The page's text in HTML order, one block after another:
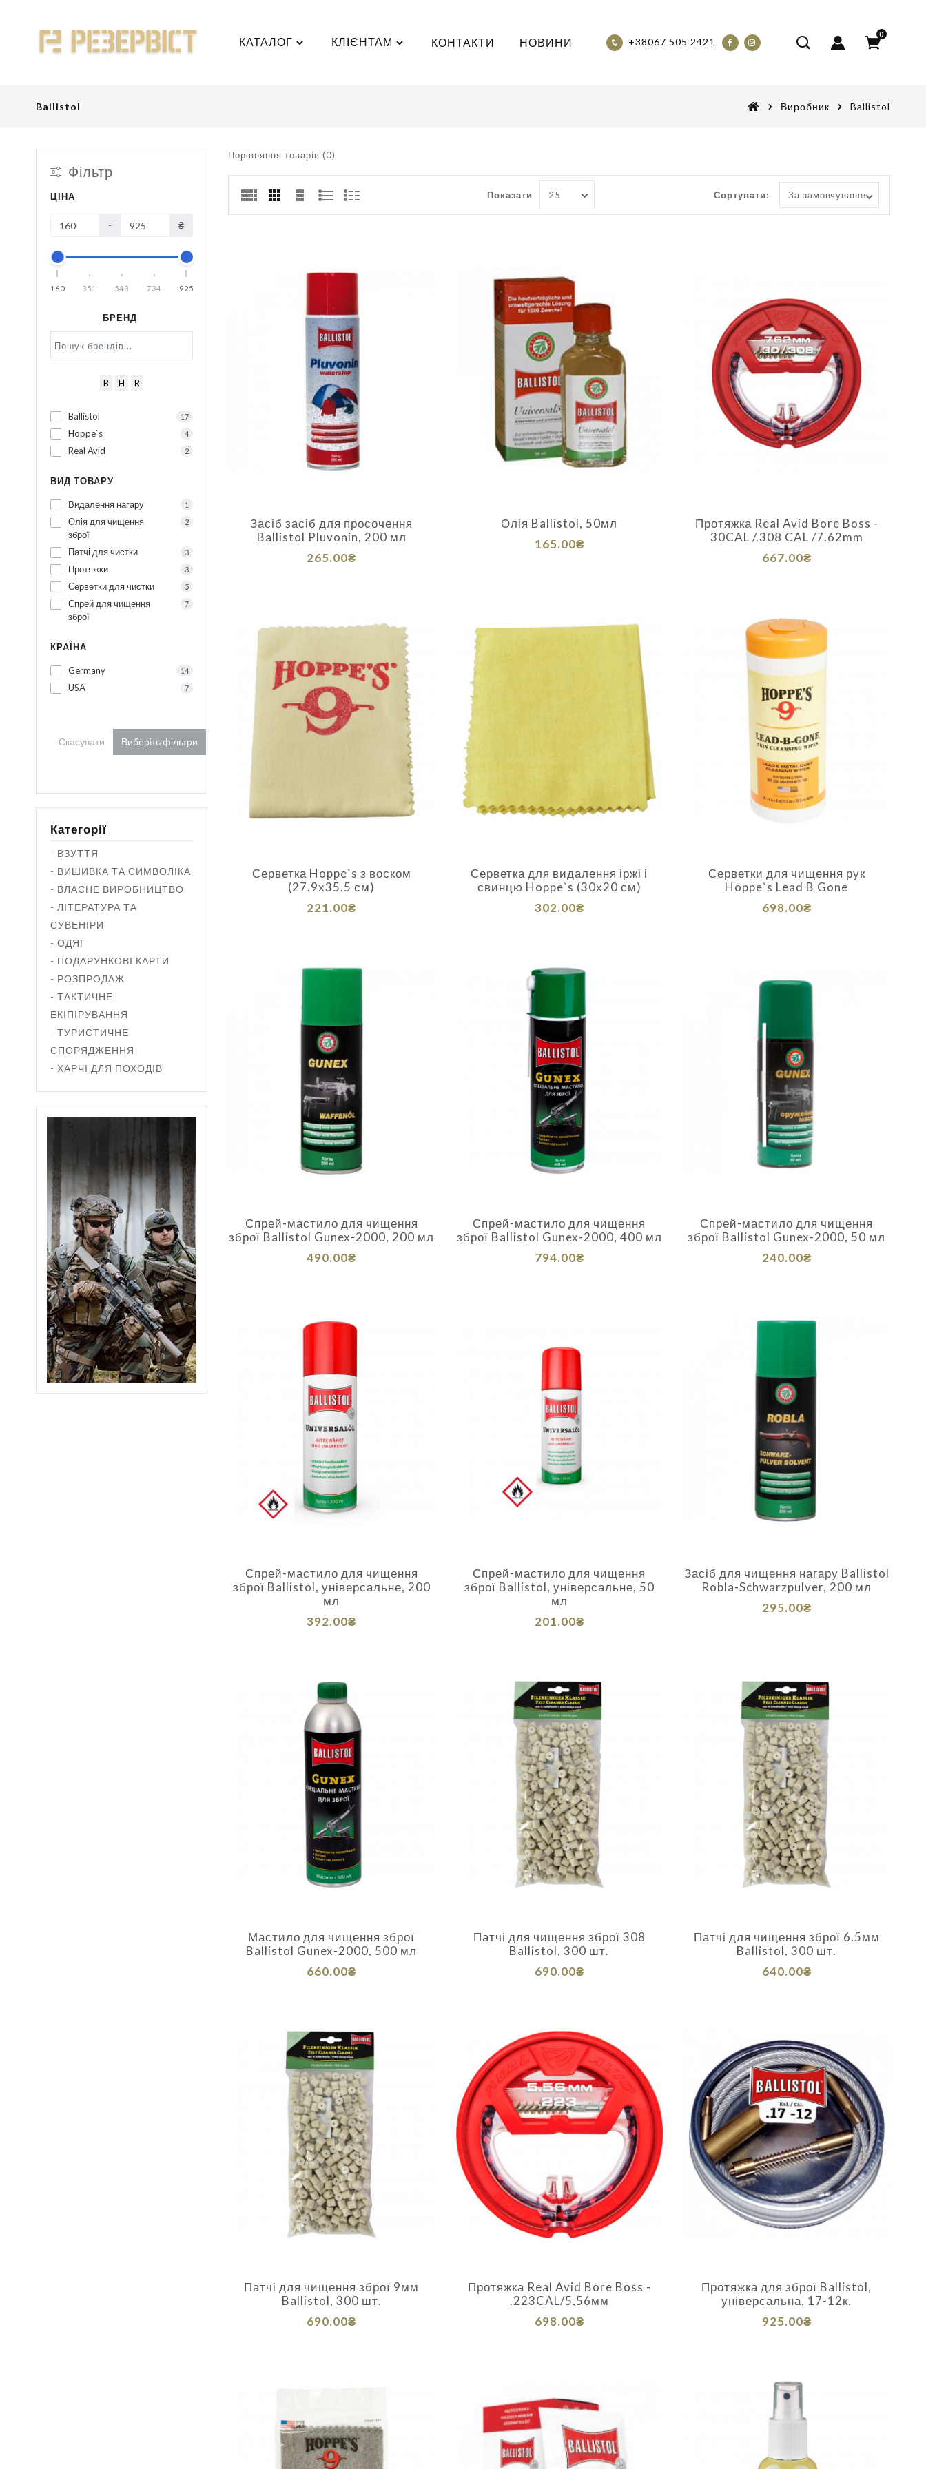
КАТАЛОГ КЛІЄНТАМ КОНТАКТИ НОВИНИ +38067 505 2421
0
Ballistol Виробник Ballistol
Фільтр
ЦІНА
- ₴
160 351 543 734 925
БРЕНД
B H R
Ballistol 17
Hoppe`s 4
Real Avid 2
ВИД ТОВАРУ
Видалення нагару 1
Олія для чищення
зброї
2
Патчі для чистки 3
Протяжки 3
Серветки для чистки 5
Спрей для чищення
зброї
7
КРАЇНА
Germany 14
USA 7
Скасувати Виберіть фільтри
Категорії
- ВЗУТТЯ
- ВИШИВКА ТА СИМВОЛІКА
- ВЛАСНЕ ВИРОБНИЦТВО
- ЛІТЕРАТУРА ТА
СУВЕНІРИ
- ОДЯГ
- ПОДАРУНКОВІ КАРТИ
- РОЗПРОДАЖ
- ТАКТИЧНЕ
ЕКІПІРУВАННЯ
- ТУРИСТИЧНЕ
СПОРЯДЖЕННЯ
- ХАРЧІ ДЛЯ ПОХОДІВ
Порівняння товарів (0)
Показати Сортувати:
Засіб засіб для просочення
Ballistol Pluvonin, 200 мл
265.00₴
Олія Ballistol, 50мл
165.00₴
Протяжка Real Avid Bore Boss -
30CAL /.308 CAL /7.62mm
667.00₴
Серветка Hoppe`s з воском
(27.9х35.5 см)
221.00₴
Серветка для видалення іржі і
свинцю Hoppe`s (30х20 см)
302.00₴
Серветки для чищення рук
Hoppe`s Lead B Gone
698.00₴
Спрей-мастило для чищення
зброї Ballistol Gunex-2000, 200 мл
490.00₴
Спрей-мастило для чищення
зброї Ballistol Gunex-2000, 400 мл
794.00₴
Спрей-мастило для чищення
зброї Ballistol Gunex-2000, 50 мл
240.00₴
Спрей-мастило для чищення
зброї Ballistol, універсальне, 200
мл
392.00₴
Спрей-мастило для чищення
зброї Ballistol, універсальне, 50
мл
201.00₴
Засіб для чищення нагару Ballistol
Robla-Schwarzpulver, 200 мл
295.00₴
Мастило для чищення зброї
Ballistol Gunex-2000, 500 мл
660.00₴
Патчі для чищення зброї 308
Ballistol, 300 шт.
690.00₴
Патчі для чищення зброї 6.5мм
Ballistol, 300 шт.
640.00₴
Патчі для чищення зброї 9мм
Ballistol, 300 шт.
690.00₴
Протяжка Real Avid Bore Boss -
.223CAL/5,56мм
698.00₴
Протяжка для зброї Ballistol,
універсальна, 17-12к.
925.00₴